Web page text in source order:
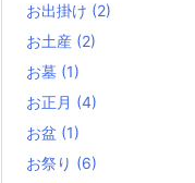
お出掛け (2)
お土産 (2)
お墓 (1)
お正月 (4)
お盆 (1)
お祭り (6)